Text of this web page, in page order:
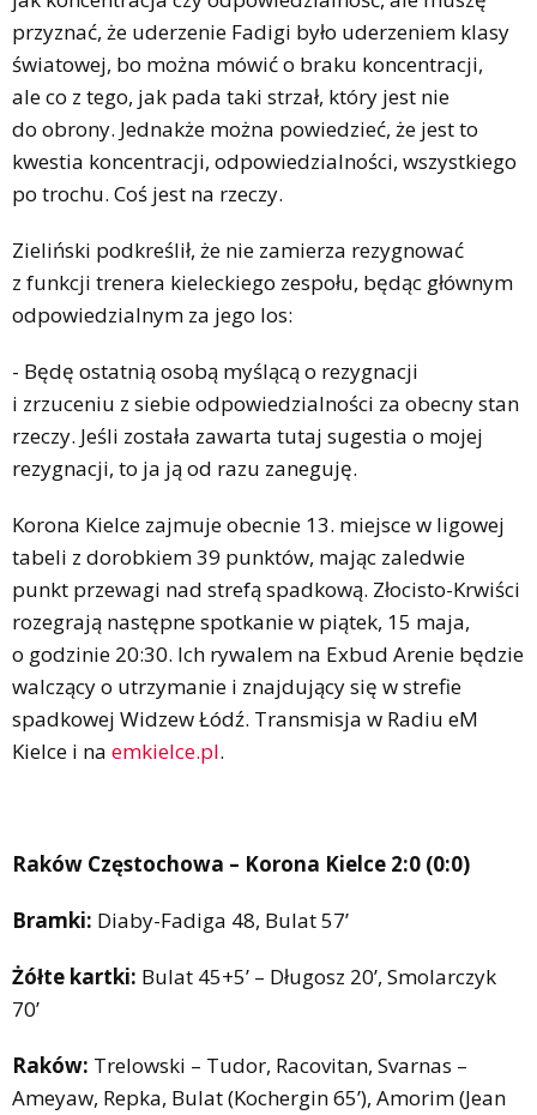
przyznać, że uderzenie Fadigi było uderzeniem klasy
światowej, bo można mówić o braku koncentracji,
ale co z tego, jak pada taki strzał, który jest nie
do obrony. Jednakże można powiedzieć, że jest to
kwestia koncentracji, odpowiedzialności, wszystkiego
po trochu. Coś jest na rzeczy.
Zieliński podkreślił, że nie zamierza rezygnować
z funkcji trenera kieleckiego zespołu, będąc głównym
odpowiedzialnym za jego los:
- Będę ostatnią osobą myślącą o rezygnacji
i zrzuceniu z siebie odpowiedzialności za obecny stan
rzeczy. Jeśli została zawarta tutaj sugestia o mojej
rezygnacji, to ja ją od razu zaneguję.
Korona Kielce zajmuje obecnie 13. miejsce w ligowej
tabeli z dorobkiem 39 punktów, mając zaledwie
punkt przewagi nad strefą spadkową. Złocisto-Krwiści
rozegrają następne spotkanie w piątek, 15 maja,
o godzinie 20:30. Ich rywalem na Exbud Arenie będzie
walczący o utrzymanie i znajdujący się w strefie
spadkowej Widzew Łódź. Transmisja w Radiu eM
Kielce i na emkielce.pl.
Raków Częstochowa – Korona Kielce 2:0 (0:0)
Bramki: Diaby-Fadiga 48, Bulat 57’
Żółte kartki: Bulat 45+5’ – Długosz 20’, Smolarczyk
70’
Raków: Trelowski – Tudor, Racovitan, Svarnas –
Ameyaw, Repka, Bulat (Kochergin 65’), Amorim (Jean